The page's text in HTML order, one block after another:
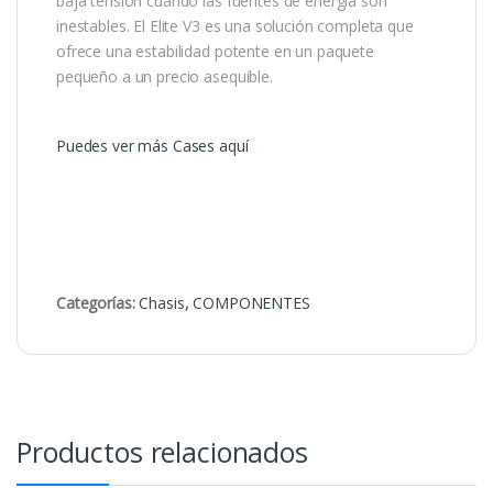
inestables. El Elite V3 es una solución completa que
ofrece una estabilidad potente en un paquete
pequeño a un precio asequible.
Puedes ver más Cases aquí
Categorías:Chasis,COMPONENTES
Productos relacionados